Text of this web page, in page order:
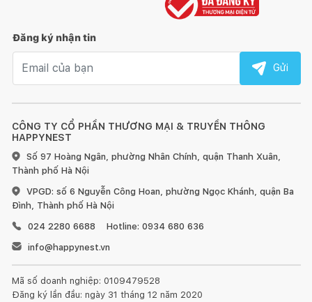
CÔNG TY CỔ PHẦN THƯƠNG MẠI & TRUYỀN THÔNG
HAPPYNEST
Số 97 Hoàng Ngân, phường Nhân Chính, quận Thanh Xuân,
Thành phố Hà Nội
VPGD: số 6 Nguyễn Công Hoan, phường Ngọc Khánh, quận Ba
Đình, Thành phố Hà Nội
024 2280 6688
Hotline: 0934 680 636
info@happynest.vn
Mã số doanh nghiệp: 0109479528
Đăng ký lần đầu: ngày 31 tháng 12 năm 2020
Đăng ký nhận tin
Gửi